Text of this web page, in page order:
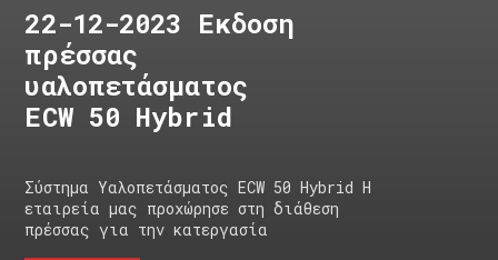
22-12-2023 Εκδοση
πρέσσας
υαλοπετάσματος
ECW 50 Hybrid
Σύστημα Υαλοπετάσματος ECW 50 Hybrid Η
εταιρεία μας προχώρησε στη διάθεση
πρέσσας για την κατεργασία